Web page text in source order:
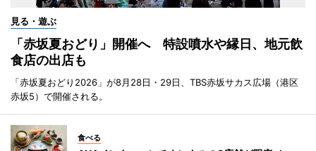
見る・遊ぶ
「赤坂夏おどり」開催へ 特設噴水や縁日、地元飲
食店の出店も
「赤坂夏おどり2026」が8月28日・29日、TBS赤坂サカス広場（港区
赤坂5）で開催される。
食べる